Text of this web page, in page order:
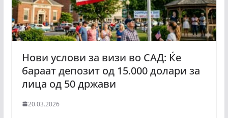
Нови услови за визи во САД: Ќе
бараат депозит од 15.000 долари за
лица од 50 држави
20.03.2026